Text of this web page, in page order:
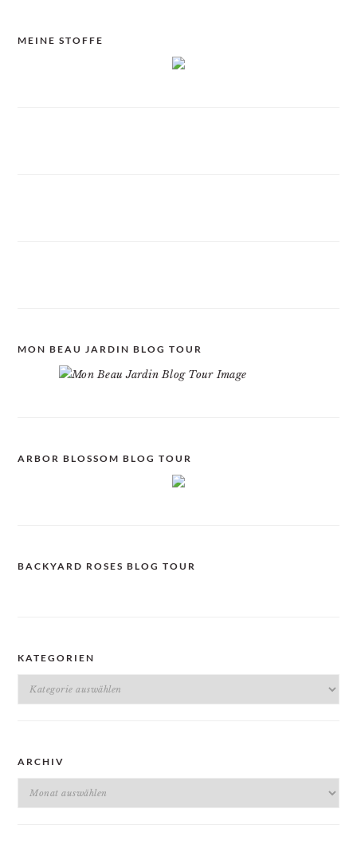
MEINE STOFFE
MON BEAU JARDIN BLOG TOUR
ARBOR BLOSSOM BLOG TOUR
BACKYARD ROSES BLOG TOUR
KATEGORIEN
Kategorien
ARCHIV
Archiv